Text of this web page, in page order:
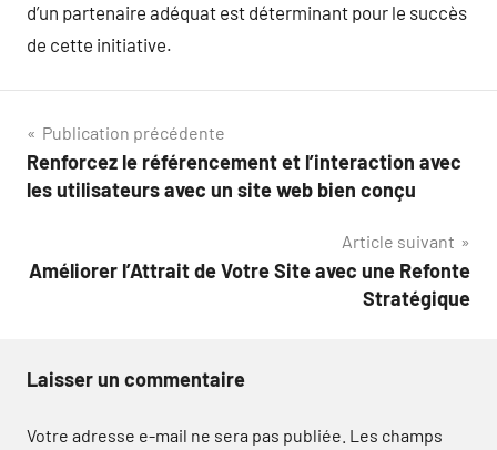
d’un partenaire adéquat est déterminant pour le succès
de cette initiative.
Navigation
de
Publication précédente
Renforcez le référencement et l’interaction avec
les utilisateurs avec un site web bien conçu
Article suivant
Améliorer l’Attrait de Votre Site avec une Refonte
Stratégique
Laisser un commentaire
Votre adresse e-mail ne sera pas publiée. Les champs